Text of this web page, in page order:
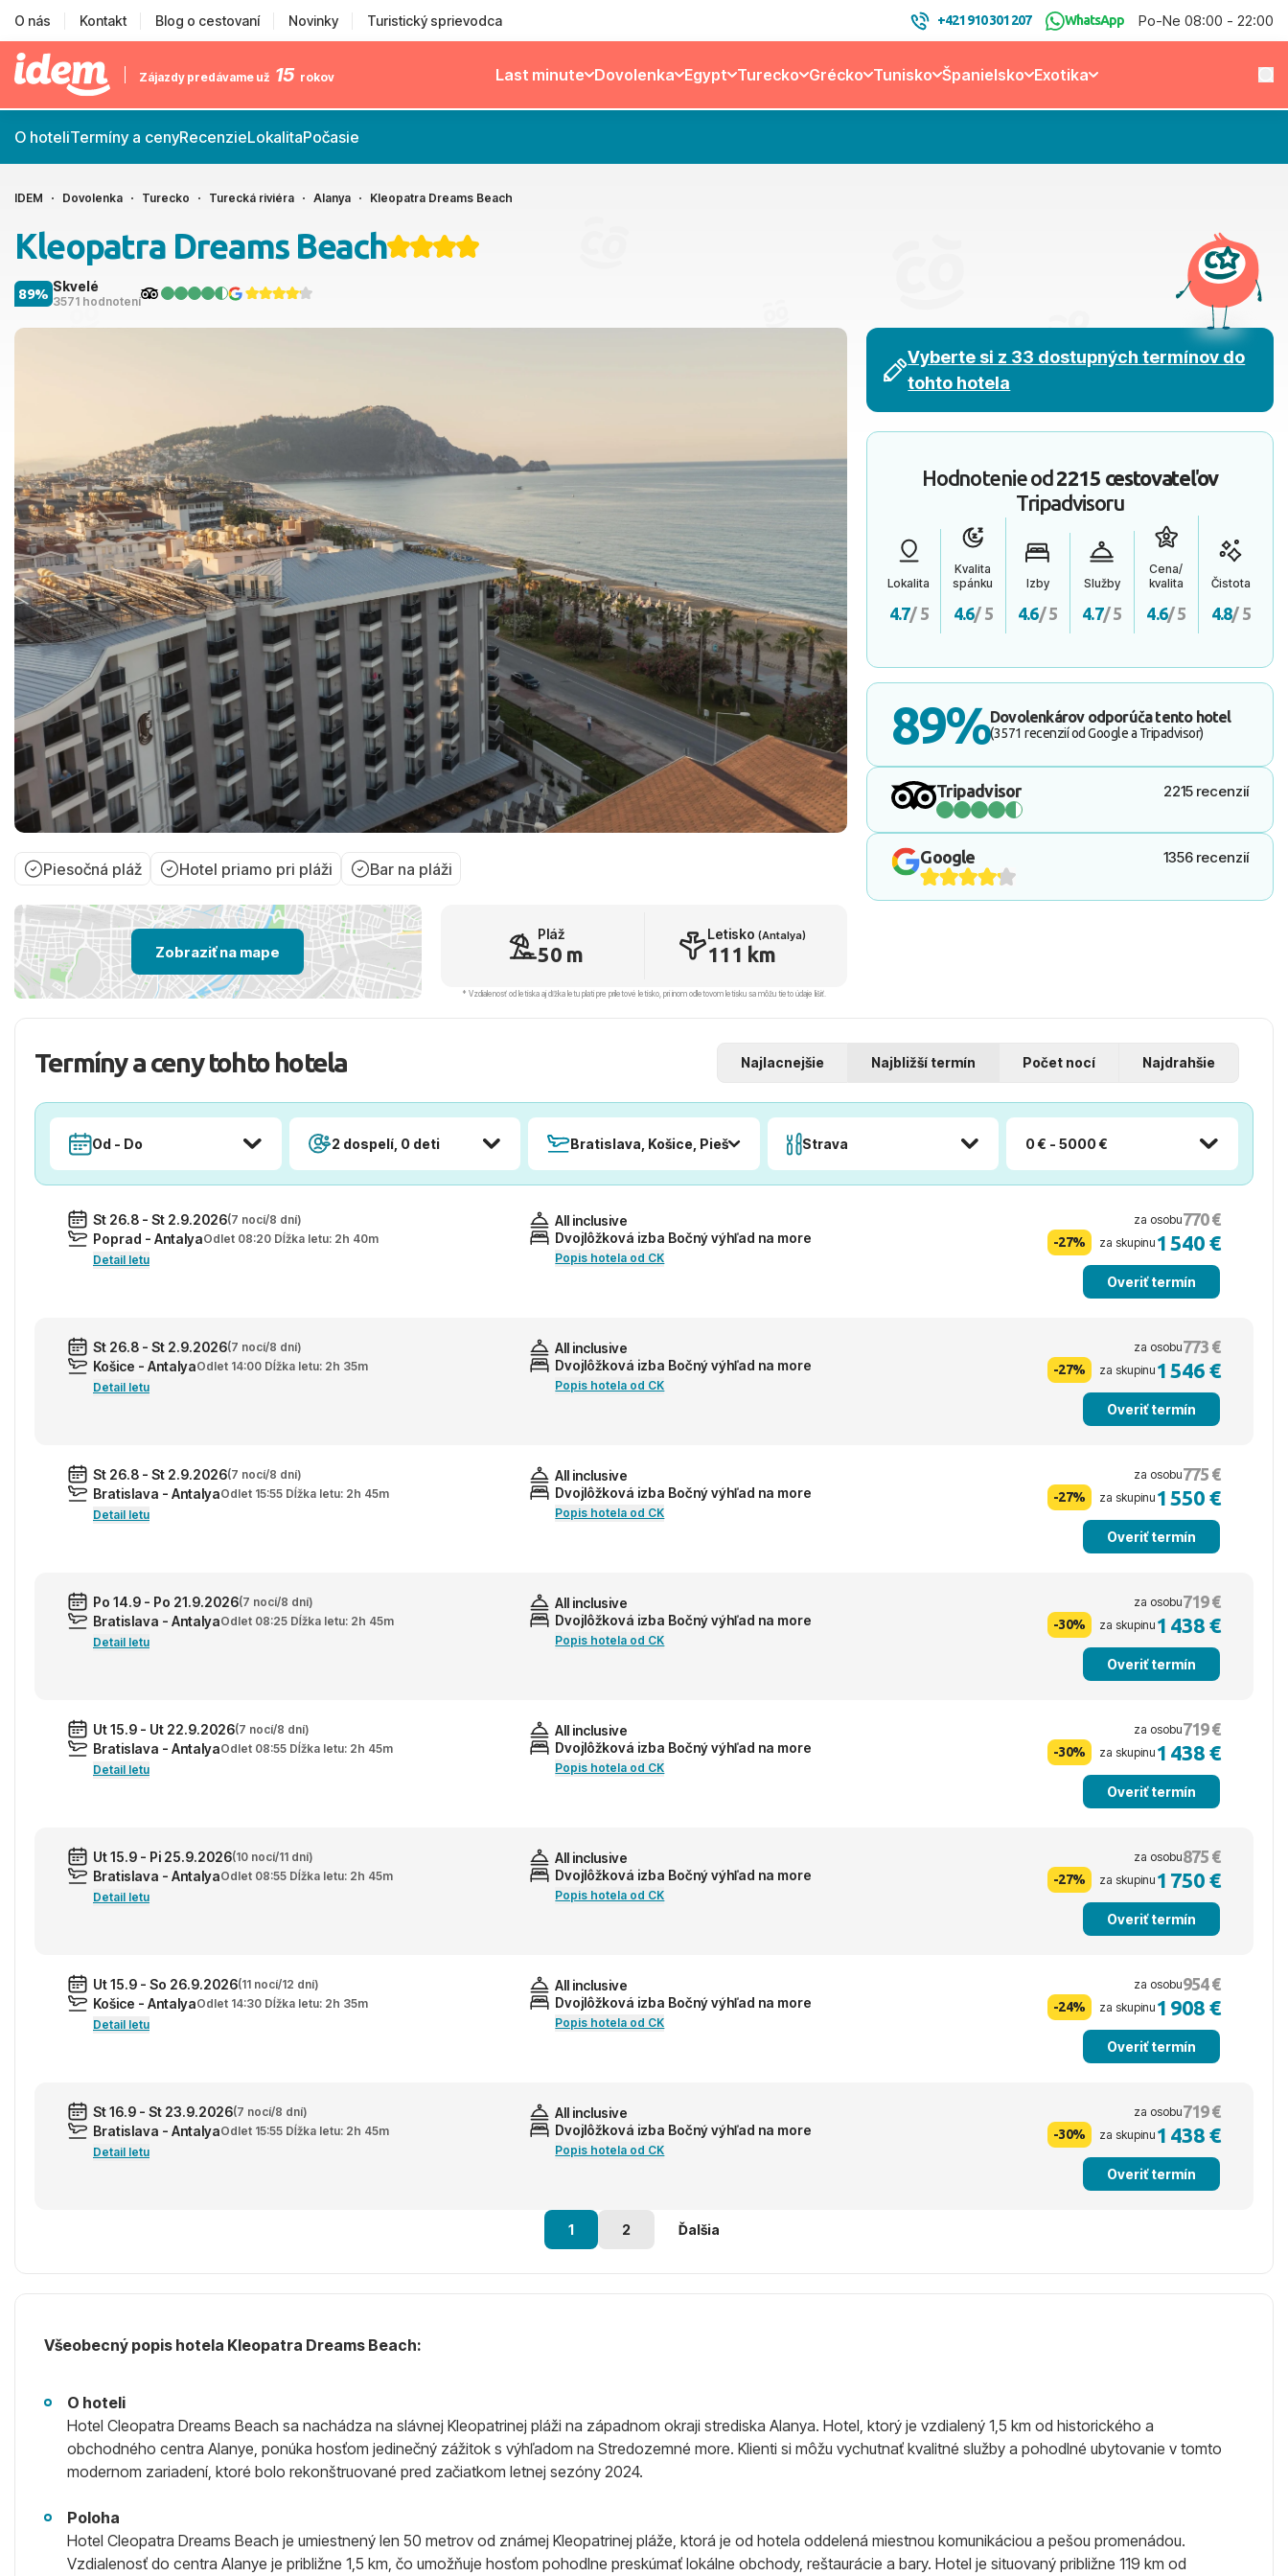
O nás Kontakt Blog o cestovaní Novinky Turistický sprievodca +421 910 301 207 WhatsApp Po-Ne 08:00 - 22:00
Zájazdy predávame už 15 rokov Last minute Dovolenka Egypt Turecko Grécko Tunisko Španielsko Exotika
O hoteliTermíny a cenyRecenzieLokalitaPočasie
IDEM Dovolenka Turecko Turecká riviéra Alanya Kleopatra Dreams Beach
Kleopatra Dreams Beach
Skvelé
3571 hodnotení
89%
Piesočná pláž Hotel priamo pri pláži Bar na pláži
Vyberte si z 33 dostupných termínov do
tohto hotela
Hodnotenie od2215 cestovateľov
Tripadvisoru
Lokalita
4.7/ 5
Kvalita
spánku
4.6/ 5
Izby
4.6/ 5
Služby
4.7/ 5
Cena/
kvalita
4.6/ 5
Čistota
4.8/ 5
89%Dovolenkárov odporúča tento hotel
(3571 recenzií od Google a Tripadvisor)
Tripadvisor 2215 recenzií
Google 1356 recenzií
Zobraziť na mape
Pláž
50 m
Letisko(Antalya)
111 km
* Vzdialenosť od letiska aj dľžka letu platí pre príletové letisko, pri inom odletovom letisku sa môžu tieto údaje líšiť.
Termíny a ceny tohto hotela Najlacnejšie Najbližší termín Počet nocí Najdrahšie
Od - Do 2 dospelí, 0 deti Bratislava, Košice, Piešťany, PopradStrava 0 € - 5000 €
St 26.8 - St 2.9.2026(7 nocí/8 dní)
Poprad - AntalyaOdlet 08:20 Dĺžka letu: 2h 40m
Detail letu
All inclusive
Dvojlôžková izba Bočný výhľad na more
Popis hotela od CK
za osobu770 €
-27% za skupinu 1 540 €
Overiť termín
St 26.8 - St 2.9.2026(7 nocí/8 dní)
Košice - AntalyaOdlet 14:00 Dĺžka letu: 2h 35m
Detail letu
All inclusive
Dvojlôžková izba Bočný výhľad na more
Popis hotela od CK
za osobu773 €
-27% za skupinu 1 546 €
Overiť termín
St 26.8 - St 2.9.2026(7 nocí/8 dní)
Bratislava - AntalyaOdlet 15:55 Dĺžka letu: 2h 45m
Detail letu
All inclusive
Dvojlôžková izba Bočný výhľad na more
Popis hotela od CK
za osobu775 €
-27% za skupinu 1 550 €
Overiť termín
Po 14.9 - Po 21.9.2026(7 nocí/8 dní)
Bratislava - AntalyaOdlet 08:25 Dĺžka letu: 2h 45m
Detail letu
All inclusive
Dvojlôžková izba Bočný výhľad na more
Popis hotela od CK
za osobu719 €
-30% za skupinu 1 438 €
Overiť termín
Ut 15.9 - Ut 22.9.2026(7 nocí/8 dní)
Bratislava - AntalyaOdlet 08:55 Dĺžka letu: 2h 45m
Detail letu
All inclusive
Dvojlôžková izba Bočný výhľad na more
Popis hotela od CK
za osobu719 €
-30% za skupinu 1 438 €
Overiť termín
Ut 15.9 - Pi 25.9.2026(10 nocí/11 dní)
Bratislava - AntalyaOdlet 08:55 Dĺžka letu: 2h 45m
Detail letu
All inclusive
Dvojlôžková izba Bočný výhľad na more
Popis hotela od CK
za osobu875 €
-27% za skupinu 1 750 €
Overiť termín
Ut 15.9 - So 26.9.2026(11 nocí/12 dní)
Košice - AntalyaOdlet 14:30 Dĺžka letu: 2h 35m
Detail letu
All inclusive
Dvojlôžková izba Bočný výhľad na more
Popis hotela od CK
za osobu954 €
-24% za skupinu 1 908 €
Overiť termín
St 16.9 - St 23.9.2026(7 nocí/8 dní)
Bratislava - AntalyaOdlet 15:55 Dĺžka letu: 2h 45m
Detail letu
All inclusive
Dvojlôžková izba Bočný výhľad na more
Popis hotela od CK
za osobu719 €
-30% za skupinu 1 438 €
Overiť termín
1 2 Ďalšia
Všeobecný popis hotela Kleopatra Dreams Beach:
O hoteli
Hotel Cleopatra Dreams Beach sa nachádza na slávnej Kleopatrinej pláži na západnom okraji strediska Alanya. Hotel, ktorý je vzdialený 1,5 km od historického a
obchodného centra Alanye, ponúka hosťom jedinečný zážitok s výhľadom na Stredozemné more. Klienti si môžu vychutnať kvalitné služby a pohodlné ubytovanie v tomto
modernom zariadení, ktoré bolo rekonštruované pred začiatkom letnej sezóny 2024.
Poloha
Hotel Cleopatra Dreams Beach je umiestnený len 50 metrov od známej Kleopatrinej pláže, ktorá je od hotela oddelená miestnou komunikáciou a pešou promenádou.
Vzdialenosť do centra Alanye je približne 1,5 km, čo umožňuje hosťom pohodlne preskúmať lokálne obchody, reštaurácie a bary. Hotel je situovaný približne 119 km od